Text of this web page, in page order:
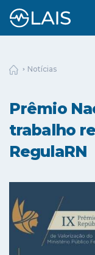
Notícias
Prêmio
trabalho
RegulaRN